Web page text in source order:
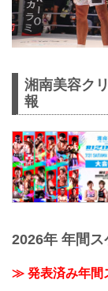
湘南美容ク
報
2026年 年間
≫ 発表済み年間